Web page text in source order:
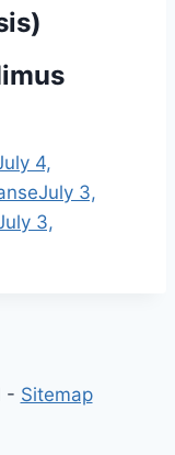
4,
July 3,
3,
- Sitemap